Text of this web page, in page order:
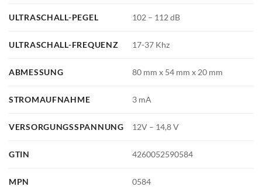
ULTRASCHALL-PEGEL 102 – 112 dB
ULTRASCHALL-FREQUENZ 17-37 Khz
ABMESSUNG 80 mm x 54 mm x 20 mm
STROMAUFNAHME 3 mA
VERSORGUNGSSPANNUNG 12V – 14,8 V
GTIN 4260052590584
MPN 0584